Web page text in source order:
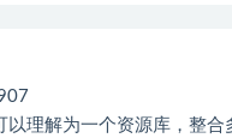
理解为一个资源库，整合